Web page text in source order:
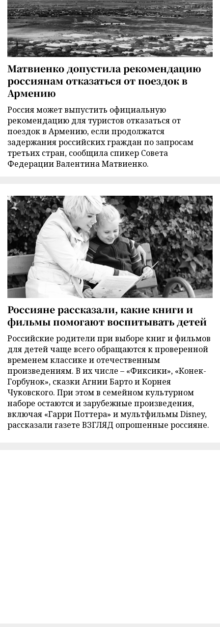
Матвиенко допустила рекомендацию
россиянам отказаться от поездок в
Армению
Россия может выпустить официальную
рекомендацию для туристов отказаться от
поездок в Армению, если продолжатся
задержания российских граждан по запросам
третьих стран, сообщила спикер Совета
Федерации Валентина Матвиенко.
Россияне рассказали, какие книги и
фильмы помогают воспитывать детей
Российские родители при выборе книг и фильмов
для детей чаще всего обращаются к проверенной
временем классике и отечественным
произведениям. В их числе – «Фиксики», «Конек-
Горбунок», сказки Агнии Барто и Корнея
Чуковского. При этом в семейном культурном
наборе остаются и зарубежные произведения,
включая «Гарри Поттера» и мультфильмы Disney,
рассказали газете ВЗГЛЯД опрошенные россияне.